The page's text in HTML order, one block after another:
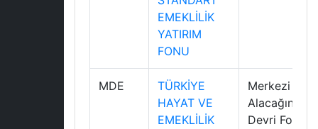
EMEKLİLİK
YATIRIM
FONU
MDE
TÜRKİYE
HAYAT VE
EMEKLİLİK
Merkezi
Alacağın
Devri Fonu